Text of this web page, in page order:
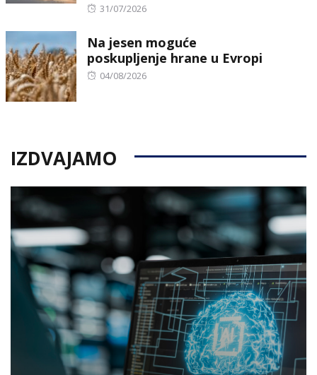
Posted
31/07/2026
Na jesen moguće
poskupljenje hrane u Evropi
Posted
04/08/2026
IZDVAJAMO